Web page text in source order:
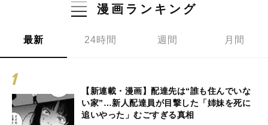
漫画ランキング
最新 24時間 週間 月間
【新連載・漫画】配達先は“誰も住んでいな
い家”…新人配達員が目撃した「姉妹を死に
追いやった」むごすぎる真相